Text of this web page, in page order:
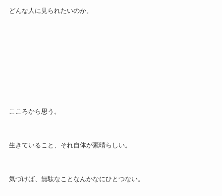
どんな人に見られたいのか。
こころから思う。
生きていること、それ自体が素晴らしい。
気づけば、無駄なことなんかなにひとつない。